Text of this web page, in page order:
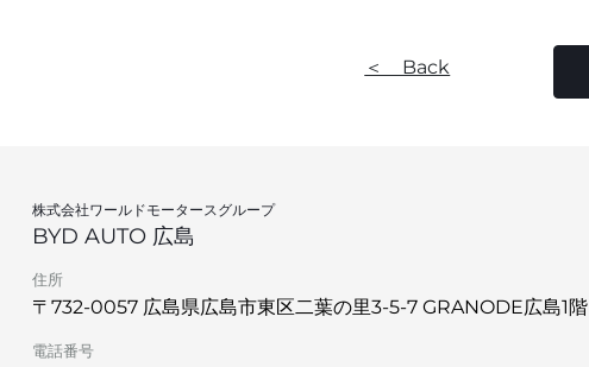
＜ Back
株式会社ワールドモータースグループ
BYD AUTO 広島
住所
〒732-0057 広島県広島市東区二葉の里3-5-7 GRANODE広島1階
電話番号